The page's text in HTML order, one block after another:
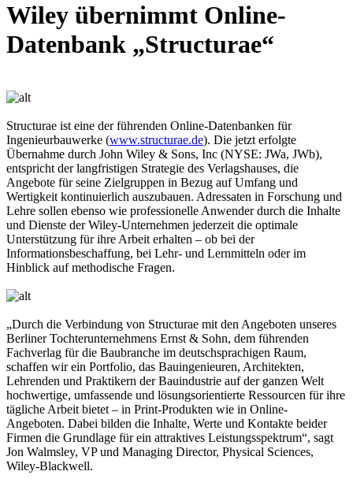
Wiley übernimmt Online-
Datenbank „Structurae“
Structurae ist eine der führenden Online-Datenbanken für
Ingenieurbauwerke (www.structurae.de). Die jetzt erfolgte
Übernahme durch John Wiley & Sons, Inc (NYSE: JWa, JWb),
entspricht der langfristigen Strategie des Verlagshauses, die
Angebote für seine Zielgruppen in Bezug auf Umfang und
Wertigkeit kontinuierlich auszubauen. Adressaten in Forschung und
Lehre sollen ebenso wie professionelle Anwender durch die Inhalte
und Dienste der Wiley-Unternehmen jederzeit die optimale
Unterstützung für ihre Arbeit erhalten – ob bei der
Informationsbeschaffung, bei Lehr- und Lernmitteln oder im
Hinblick auf methodische Fragen.
„Durch die Verbindung von Structurae mit den Angeboten unseres
Berliner Tochterunternehmens Ernst & Sohn, dem führenden
Fachverlag für die Baubranche im deutschsprachigen Raum,
schaffen wir ein Portfolio, das Bauingenieuren, Architekten,
Lehrenden und Praktikern der Bauindustrie auf der ganzen Welt
hochwertige, umfassende und lösungsorientierte Ressourcen für ihre
tägliche Arbeit bietet – in Print-Produkten wie in Online-
Angeboten. Dabei bilden die Inhalte, Werte und Kontakte beider
Firmen die Grundlage für ein attraktives Leistungsspektrum“, sagt
Jon Walmsley, VP und Managing Director, Physical Sciences,
Wiley-Blackwell.